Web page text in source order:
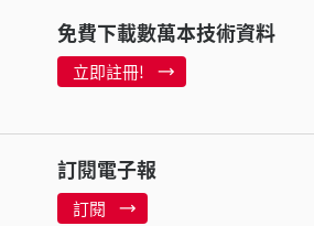
免費下載數萬本技術資料
立即註冊!
訂閱電子報
訂閱